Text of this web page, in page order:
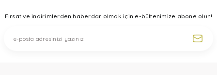
Fırsat ve indirimlerden haberdar olmak için e-bültenimize abone olun!